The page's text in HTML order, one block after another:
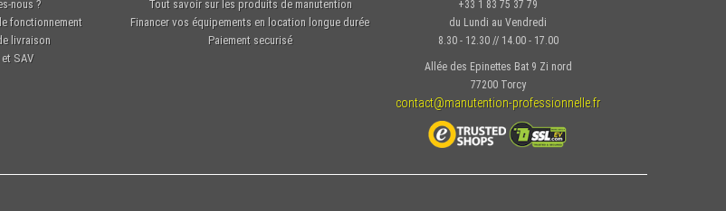
nous ?
fonctionnement
livraison
SAV
Tout savoir sur les produits de manutention
Financer vos équipements en location longue durée
Paiement securisé
+33 1 83 75 37 79
du Lundi au Vendredi
8.30 - 12.30 // 14.00 - 17.00
Allée des Epinettes Bat 9 Zi nord
77200 Torcy
contact@manutention-professionnelle.fr